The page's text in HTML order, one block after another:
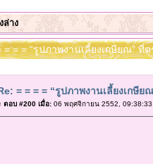
ล่าง
= = = “รูปภาพงานเลี้ยงเกษียณ”
= = = = “รูปภาพงานเลี้ยงเกษี
ตอบ #200 เมื่อ:06 พฤศจิกายน 2552, 09:38:33